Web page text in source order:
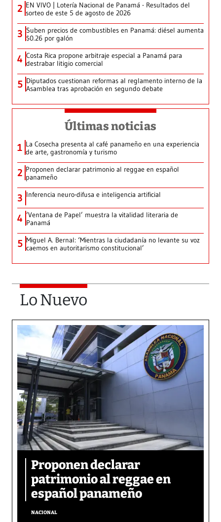
2 EN VIVO | Lotería Nacional de Panamá - Resultados del
sorteo de este 5 de agosto de 2026
3 Suben precios de combustibles en Panamá: diésel aumenta
$0.26 por galón
4 Costa Rica propone arbitraje especial a Panamá para
destrabar litigio comercial
5 Diputados cuestionan reformas al reglamento interno de la
Asamblea tras aprobación en segundo debate
Últimas noticias
1 La Cosecha presenta al café panameño en una experiencia
de arte, gastronomía y turismo
2 Proponen declarar patrimonio al reggae en español
panameño
3 Inferencia neuro-difusa e inteligencia artificial
4 ‘Ventana de Papel’ muestra la vitalidad literaria de
Panamá
5 Miguel A. Bernal: ‘Mientras la ciudadanía no levante su voz
caemos en autoritarismo constitucional’
Lo Nuevo
Proponen declarar
patrimonio al reggae en
español panameño
NACIONAL